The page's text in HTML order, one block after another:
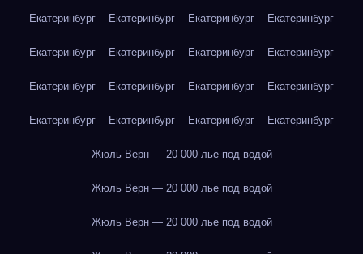
Екатеринбург Екатеринбург Екатеринбург Екатеринбург
Екатеринбург Екатеринбург Екатеринбург Екатеринбург
Екатеринбург Екатеринбург Екатеринбург Екатеринбург
Екатеринбург Екатеринбург Екатеринбург Екатеринбург
Жюль Верн — 20 000 лье под водой
Жюль Верн — 20 000 лье под водой
Жюль Верн — 20 000 лье под водой